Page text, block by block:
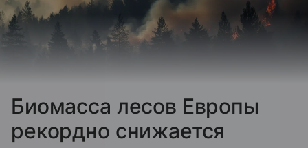
Биомасса лесов Европы
рекордно снижается